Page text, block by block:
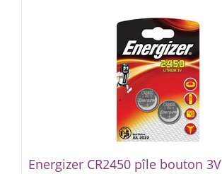
Energizer CR2450 pîle bouton 3V